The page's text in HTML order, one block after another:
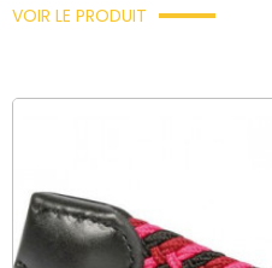
VOIR LE PRODUIT